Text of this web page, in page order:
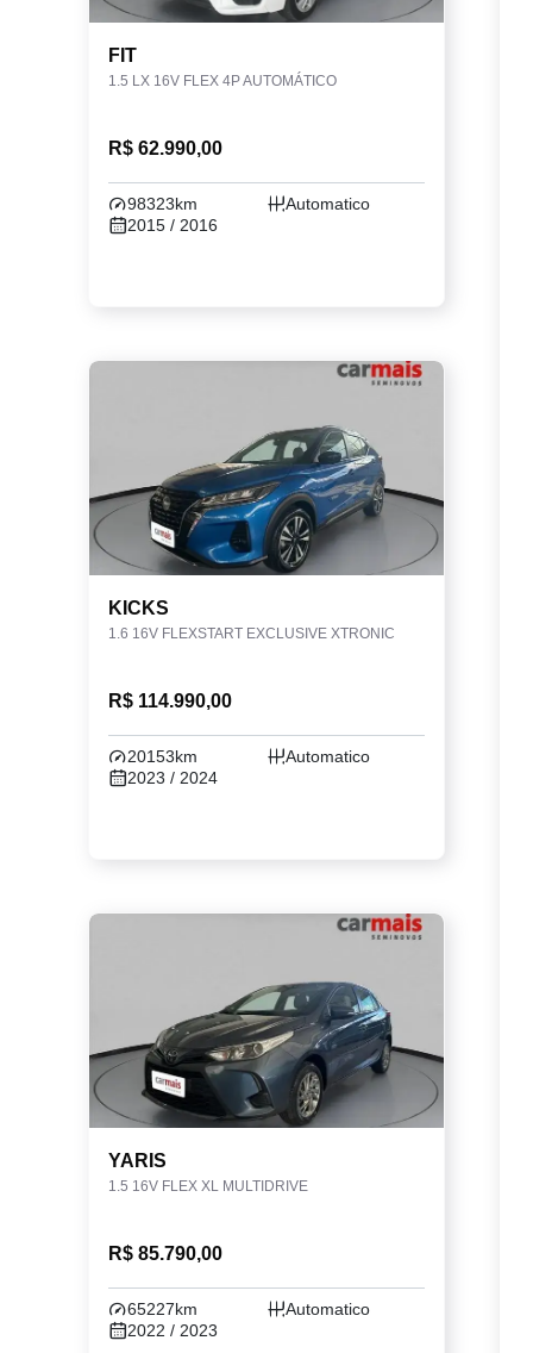
FIT
1.5 LX 16V FLEX 4P AUTOMÁTICO
R$ 62.990,00
98323km
Automatico
2015 / 2016
KICKS
1.6 16V FLEXSTART EXCLUSIVE XTRONIC
R$ 114.990,00
20153km
Automatico
2023 / 2024
YARIS
1.5 16V FLEX XL MULTIDRIVE
R$ 85.790,00
65227km
Automatico
2022 / 2023